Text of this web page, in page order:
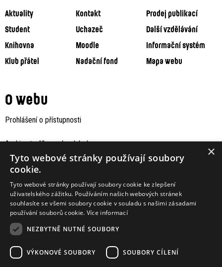
Aktuality Kontakt
Prodej publikací
Student
Uchazeč
Další vzdělávání
Knihovna
Moodle
Informační systém
Klub přátel
Nadační fond Mapa webu
O webu
Prohlášení o přístupnosti
Archiv staršího webu Jaboku ×
Tyto webové stránky používají soubory
cookie.
Tyto webové stránky používají soubory cookie ke zlepšení
uživatelského zážitku. Používáním našich webových stránek
souhlasíte se všemi soubory cookie v souladu s našimi zásadami
používání souborů cookie. Více informací
NEZBYTNĚ NUTNÉ SOUBORY
VÝKONOVÉ SOUBORY SOUBORY CÍLENÍ